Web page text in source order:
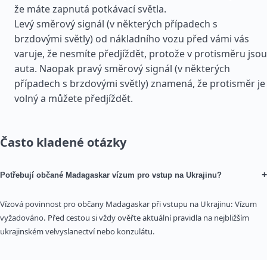
že máte zapnutá potkávací světla.
Levý směrový signál (v některých případech s
brzdovými světly) od nákladního vozu před vámi vás
varuje, že nesmíte předjíždět, protože v protisměru jsou
auta. Naopak pravý směrový signál (v některých
případech s brzdovými světly) znamená, že protisměr je
volný a můžete předjíždět.
Často kladené otázky
Potřebují občané Madagaskar vízum pro vstup na Ukrajinu? +
Vízová povinnost pro občany Madagaskar při vstupu na Ukrajinu: Vízum
vyžadováno. Před cestou si vždy ověřte aktuální pravidla na nejbližším
ukrajinském velvyslanectví nebo konzulátu.